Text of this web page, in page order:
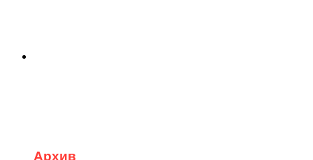
Архив